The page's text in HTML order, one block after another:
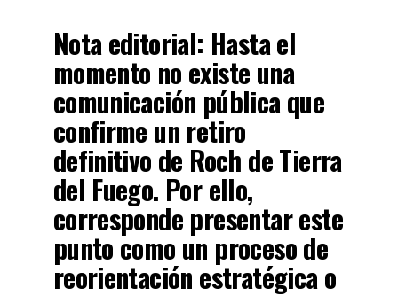
Nota editorial: Hasta el
momento no existe una
comunicación pública que
confirme un retiro
definitivo de Roch de Tierra
del Fuego. Por ello,
corresponde presentar este
punto como un proceso de
reorientación estratégica o